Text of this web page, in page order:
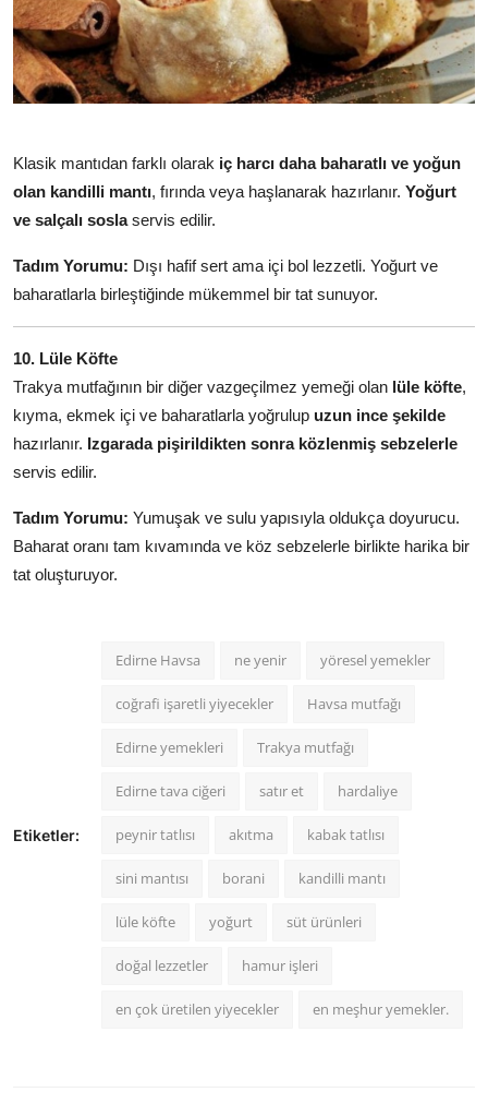
Klasik mantıdan farklı olarak iç harcı daha baharatlı ve yoğun
olan kandilli mantı, fırında veya haşlanarak hazırlanır. Yoğurt
ve salçalı soslaservis edilir.
Tadım Yorumu: Dışı hafif sert ama içi bol lezzetli. Yoğurt ve
baharatlarla birleştiğinde mükemmel bir tat sunuyor.
10. Lüle Köfte
Trakya mutfağının bir diğer vazgeçilmez yemeği olan lüle köfte,
kıyma, ekmek içi ve baharatlarla yoğrulup uzun ince şekilde
hazırlanır. Izgarada pişirildikten sonra közlenmiş sebzelerle
servis edilir.
Tadım Yorumu: Yumuşak ve sulu yapısıyla oldukça doyurucu.
Baharat oranı tam kıvamında ve köz sebzelerle birlikte harika bir
tat oluşturuyor.
Etiketler:
Edirne Havsa ne yenir yöresel yemekler
coğrafi işaretli yiyecekler Havsa mutfağı
Edirne yemekleri Trakya mutfağı
Edirne tava ciğeri satır et hardaliye
peynir tatlısı akıtma kabak tatlısı
sini mantısı borani kandilli mantı
lüle köfte yoğurt süt ürünleri
doğal lezzetler hamur işleri
en çok üretilen yiyecekler en meşhur yemekler.